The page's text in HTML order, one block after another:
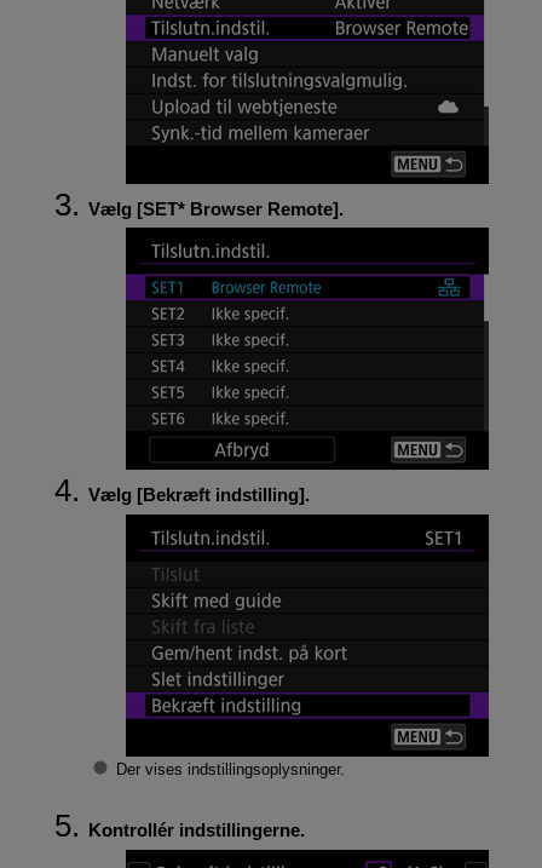
Vælg [SET* Browser Remote].
Vælg [Bekræft indstilling].
Der vises indstillingsoplysninger.
Kontrollér indstillingerne.